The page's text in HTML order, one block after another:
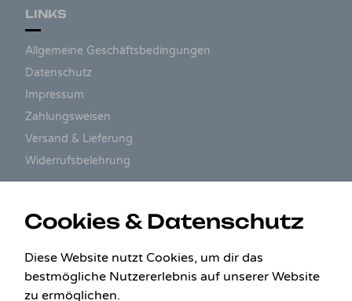
LINKS
Allgemeine Geschäftsbedingungen
Datenschutz
Impressum
Zahlungsweisen
Versand & Lieferung
Widerrufsbelehrung
Cookies & Datenschutz
Diese Website nutzt Cookies, um dir das
bestmögliche Nutzererlebnis auf unserer Website
zu ermöglichen.